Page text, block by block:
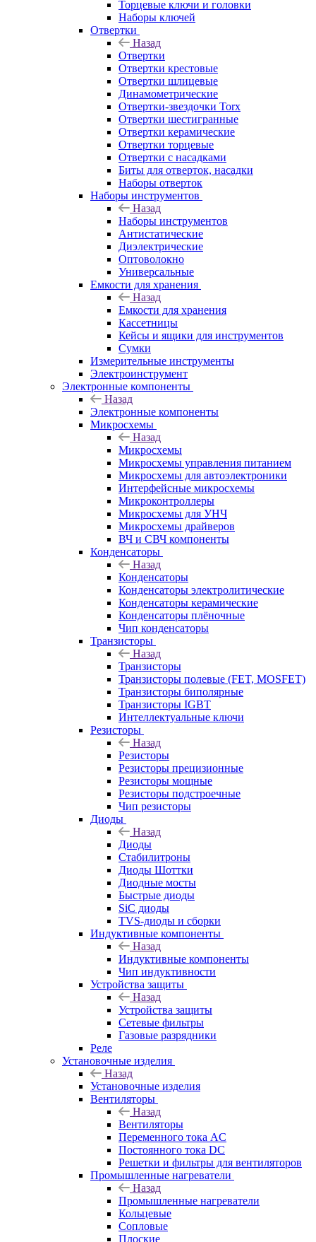
Торцевые ключи и головки
Наборы ключей
Отвертки
Назад
Отвертки
Отвертки крестовые
Отвертки шлицевые
Динамометрические
Отвертки-звездочки Torx
Отвертки шестигранные
Отвертки керамические
Отвертки торцевые
Отвертки с насадками
Биты для отверток, насадки
Наборы отверток
Наборы инструментов
Назад
Наборы инструментов
Антистатические
Диэлектрические
Оптоволокно
Универсальные
Емкости для хранения
Назад
Емкости для хранения
Кассетницы
Кейсы и ящики для инструментов
Сумки
Измерительные инструменты
Электроинструмент
Электронные компоненты
Назад
Электронные компоненты
Микросхемы
Назад
Микросхемы
Микросхемы управления питанием
Микросхемы для автоэлектроники
Интерфейсные микросхемы
Микроконтроллеры
Микросхемы для УНЧ
Микросхемы драйверов
ВЧ и СВЧ компоненты
Конденсаторы
Назад
Конденсаторы
Конденсаторы электролитические
Конденсаторы керамические
Конденсаторы плёночные
Чип конденсаторы
Транзисторы
Назад
Транзисторы
Транзисторы полевые (FET, MOSFET)
Транзисторы биполярные
Транзисторы IGBT
Интеллектуальные ключи
Резисторы
Назад
Резисторы
Резисторы прецизионные
Резисторы мощные
Резисторы подстроечные
Чип резисторы
Диоды
Назад
Диоды
Стабилитроны
Диоды Шоттки
Диодные мосты
Быстрые диоды
SiC диоды
TVS-диоды и сборки
Индуктивные компоненты
Назад
Индуктивные компоненты
Чип индуктивности
Устройства защиты
Назад
Устройства защиты
Сетевые фильтры
Газовые разрядники
Реле
Установочные изделия
Назад
Установочные изделия
Вентиляторы
Назад
Вентиляторы
Переменного тока AC
Постоянного тока DC
Решетки и фильтры для вентиляторов
Промышленные нагреватели
Назад
Промышленные нагреватели
Кольцевые
Сопловые
Плоские